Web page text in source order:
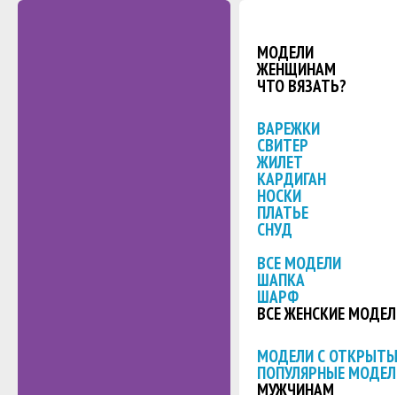
МОДЕЛИ
ЖЕНЩИНАМ
ЧТО ВЯЗАТЬ?
ВАРЕЖКИ
СВИТЕР
ЖИЛЕТ
КАРДИГАН
НОСКИ
ПЛАТЬЕ
СНУД
ВСЕ МОДЕЛИ
ШАПКА
ШАРФ
ВСЕ ЖЕНСКИЕ
МОДЕЛИ С
ПОПУЛЯРНЫЕ
МУЖЧИНАМ